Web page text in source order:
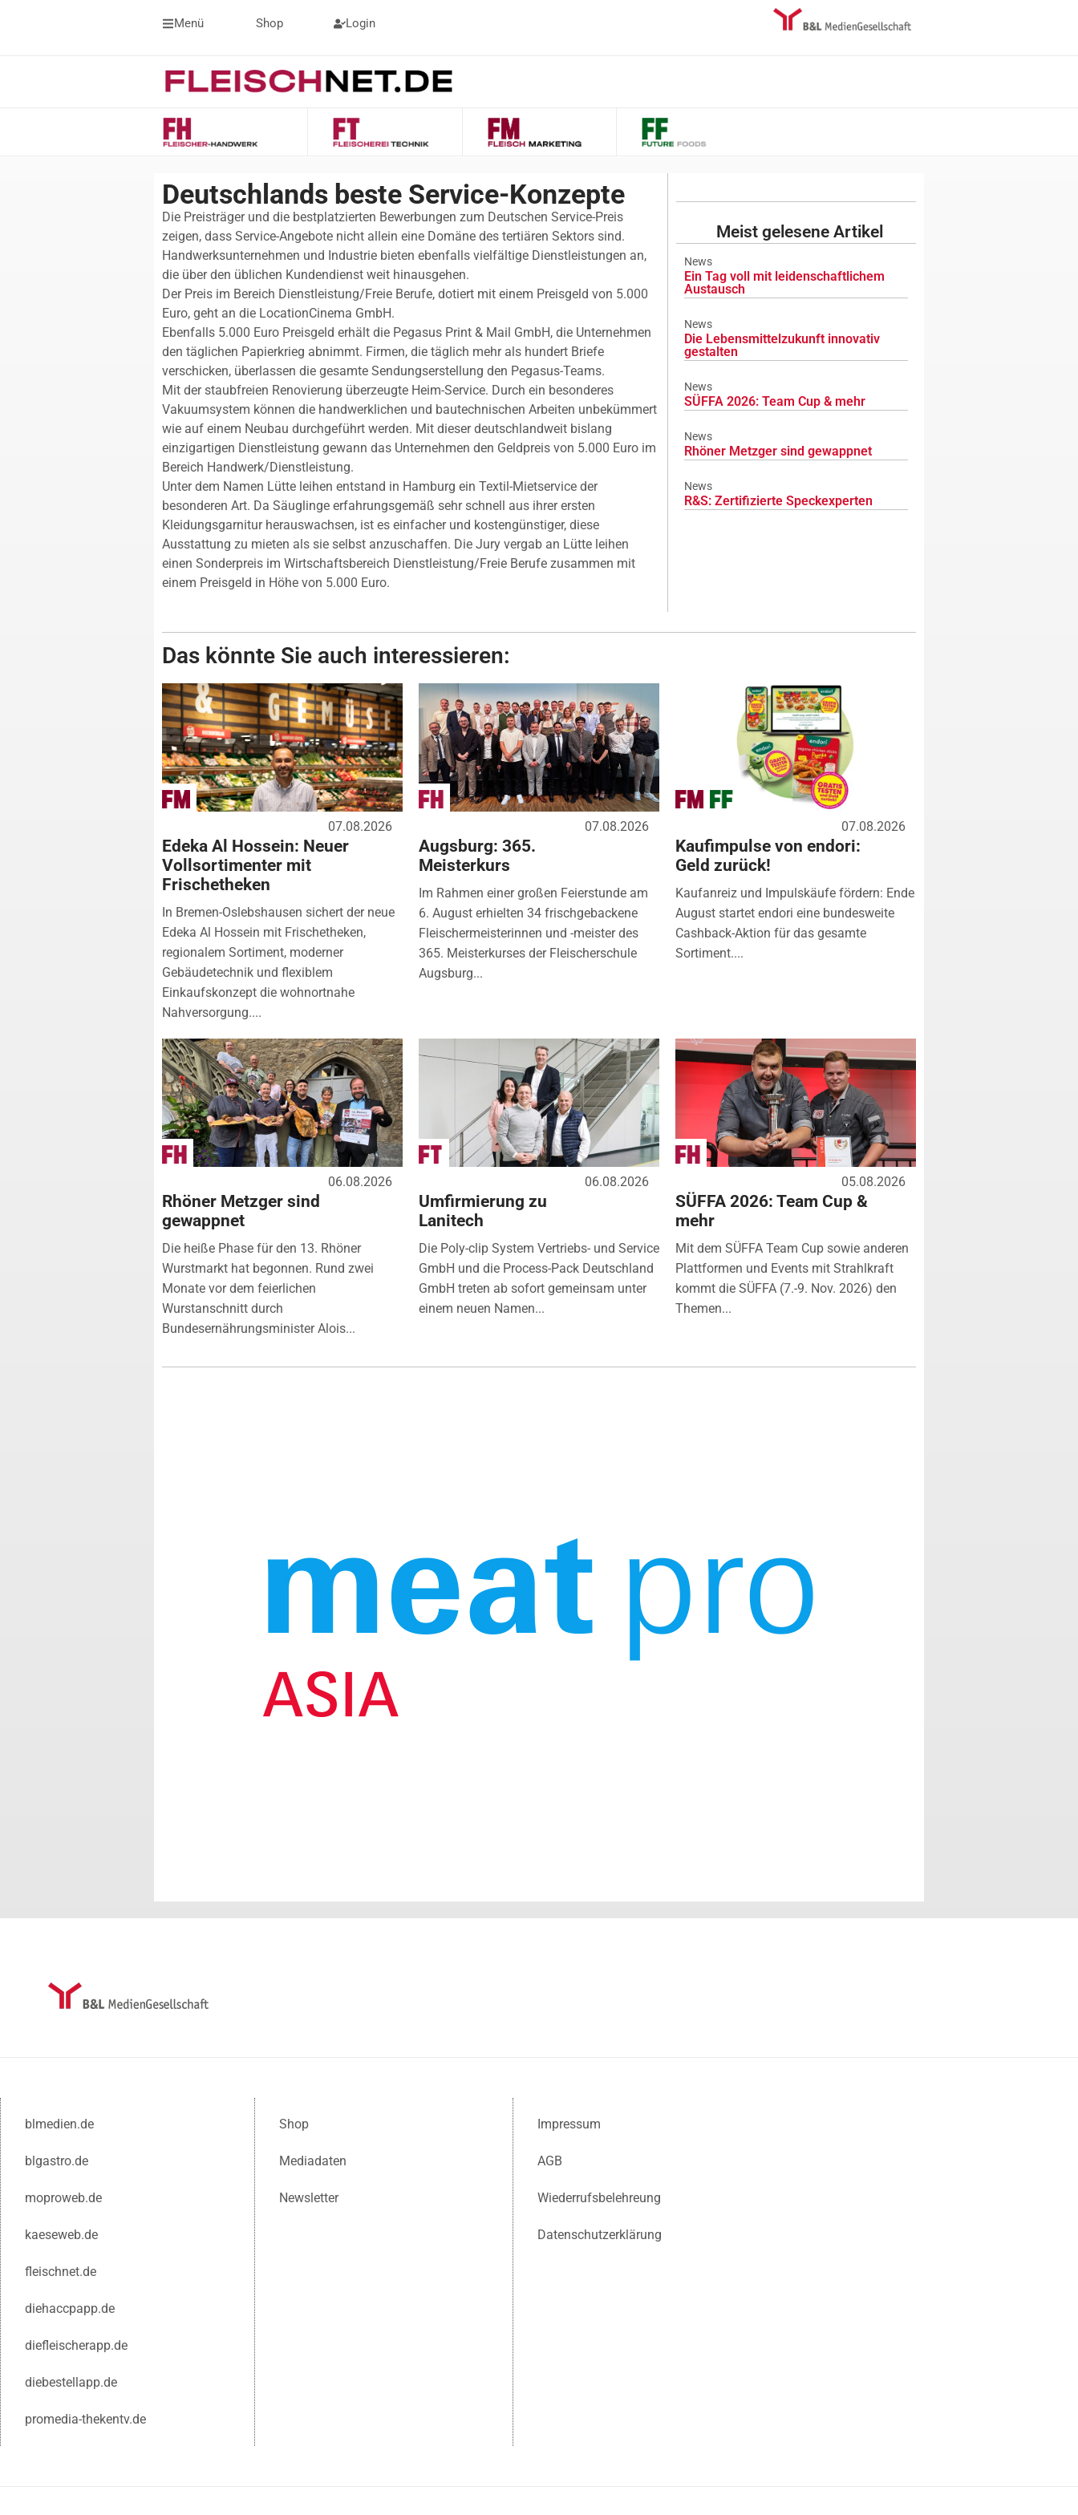
Menü Shop Login
Deutschlands beste Service-Konzepte
Die Preisträger und die bestplatzierten Bewerbungen zum Deutschen Service-Preis
zeigen, dass Service-Angebote nicht allein eine Domäne des tertiären Sektors sind.
Handwerksunternehmen und Industrie bieten ebenfalls vielfältige Dienstleistungen an,
die über den üblichen Kundendienst weit hinausgehen.
Der Preis im Bereich Dienstleistung/Freie Berufe, dotiert mit einem Preisgeld von 5.000
Euro, geht an die LocationCinema GmbH.
Ebenfalls 5.000 Euro Preisgeld erhält die Pegasus Print & Mail GmbH, die Unternehmen
den täglichen Papierkrieg abnimmt. Firmen, die täglich mehr als hundert Briefe
verschicken, überlassen die gesamte Sendungserstellung den Pegasus-Teams.
Mit der staubfreien Renovierung überzeugte Heim-Service. Durch ein besonderes
Vakuumsystem können die handwerklichen und bautechnischen Arbeiten unbekümmert
wie auf einem Neubau durchgeführt werden. Mit dieser deutschlandweit bislang
einzigartigen Dienstleistung gewann das Unternehmen den Geldpreis von 5.000 Euro im
Bereich Handwerk/Dienstleistung.
Unter dem Namen Lütte leihen entstand in Hamburg ein Textil-Mietservice der
besonderen Art. Da Säuglinge erfahrungsgemäß sehr schnell aus ihrer ersten
Kleidungsgarnitur herauswachsen, ist es einfacher und kostengünstiger, diese
Ausstattung zu mieten als sie selbst anzuschaffen. Die Jury vergab an Lütte leihen
einen Sonderpreis im Wirtschaftsbereich Dienstleistung/Freie Berufe zusammen mit
einem Preisgeld in Höhe von 5.000 Euro.
Meist gelesene Artikel
News
Ein Tag voll mit leidenschaftlichem
Austausch
News
Die Lebensmittelzukunft innovativ
gestalten
News
SÜFFA 2026: Team Cup & mehr
News
Rhöner Metzger sind gewappnet
News
R&S: Zertifizierte Speckexperten
Das könnte Sie auch interessieren:
07.08.2026
Edeka Al Hossein: Neuer
Vollsortimenter mit
Frischetheken
In Bremen-Oslebshausen sichert der neue
Edeka Al Hossein mit Frischetheken,
regionalem Sortiment, moderner
Gebäudetechnik und flexiblem
Einkaufskonzept die wohnortnahe
Nahversorgung....
07.08.2026
Augsburg: 365.
Meisterkurs
Im Rahmen einer großen Feierstunde am
6. August erhielten 34 frischgebackene
Fleischermeisterinnen und -meister des
365. Meisterkurses der Fleischerschule
Augsburg...
07.08.2026
Kaufimpulse von endori:
Geld zurück!
Kaufanreiz und Impulskäufe fördern: Ende
August startet endori eine bundesweite
Cashback-Aktion für das gesamte
Sortiment....
06.08.2026
Rhöner Metzger sind
gewappnet
Die heiße Phase für den 13. Rhöner
Wurstmarkt hat begonnen. Rund zwei
Monate vor dem feierlichen
Wurstanschnitt durch
Bundesernährungsminister Alois...
06.08.2026
Umfirmierung zu
Lanitech
Die Poly-clip System Vertriebs- und Service
GmbH und die Process-Pack Deutschland
GmbH treten ab sofort gemeinsam unter
einem neuen Namen...
05.08.2026
SÜFFA 2026: Team Cup &
mehr
Mit dem SÜFFA Team Cup sowie anderen
Plattformen und Events mit Strahlkraft
kommt die SÜFFA (7.-9. Nov. 2026) den
Themen...
blmedien.de
blgastro.de
moproweb.de
kaeseweb.de
fleischnet.de
diehaccpapp.de
diefleischerapp.de
diebestellapp.de
promedia-thekentv.de
Shop
Mediadaten
Newsletter
Impressum
AGB
Wiederrufsbelehreung
Datenschutzerklärung